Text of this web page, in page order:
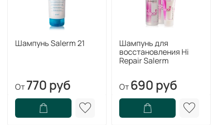
Шампунь Salerm 21
От770 руб
Шампунь для
восстановления Hi
Repair Salerm
От690 руб